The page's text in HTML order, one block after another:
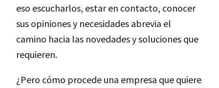
eso escucharlos, estar en contacto, conocer
sus opiniones y necesidades abrevia el
camino hacia las novedades y soluciones que
requieren.
¿Pero cómo procede una empresa que quiere